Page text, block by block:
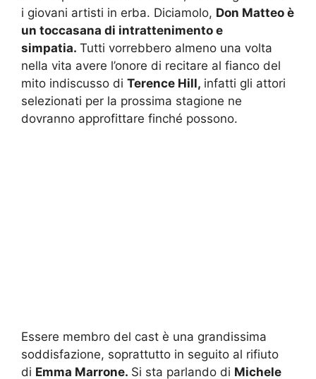
i giovani artisti in erba. Diciamolo, Don Matteo è
un toccasana di intrattenimento e
simpatia. Tutti vorrebbero almeno una volta
nella vita avere l’onore di recitare al fianco del
mito indiscusso di Terence Hill, infatti gli attori
selezionati per la prossima stagione ne
dovranno approfittare finché possono.
Essere membro del cast è una grandissima
soddisfazione, soprattutto in seguito al rifiuto
di Emma Marrone. Si sta parlando di Michele